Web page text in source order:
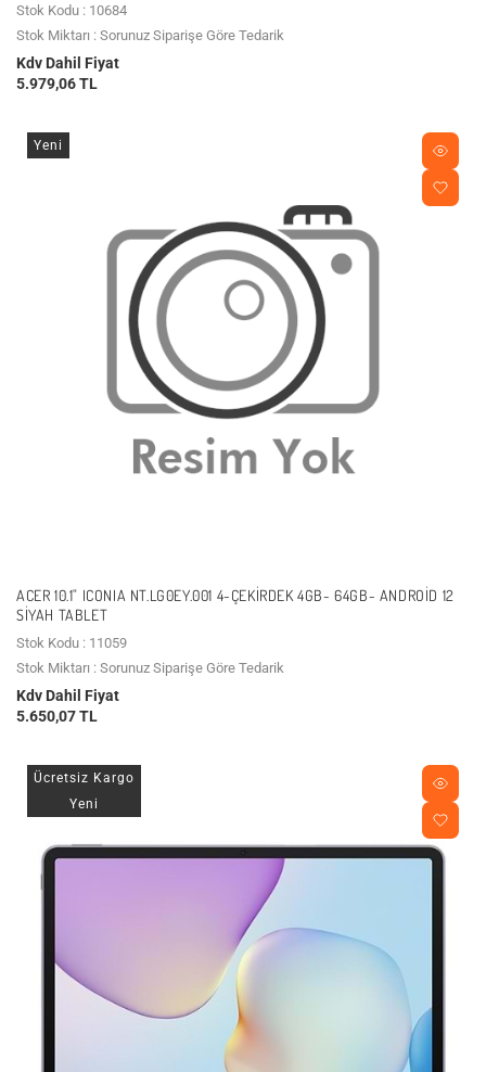
Stok Kodu : 10684
Stok Miktarı : Sorunuz Siparişe Göre Tedarik
Kdv Dahil Fiyat
5.979,06 TL
Yeni
ACER 10.1" ICONIA NT.LG0EY.001 4-ÇEKIRDEK 4GB- 64GB- ANDROID 12
SIYAH TABLET
Stok Kodu : 11059
Stok Miktarı : Sorunuz Siparişe Göre Tedarik
Kdv Dahil Fiyat
5.650,07 TL
Ücretsiz Kargo
Yeni